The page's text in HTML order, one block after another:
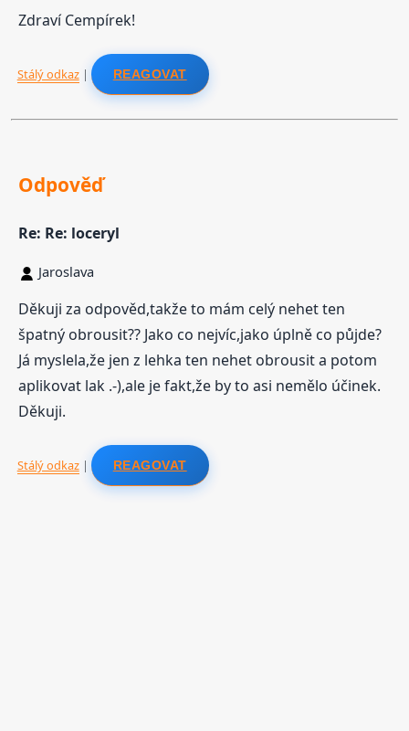
Zdraví Cempírek!
Stálý odkaz| REAGOVAT
Odpověď
Re: Re: loceryl
Jaroslava
Děkuji za odpověd,takže to mám celý nehet ten
špatný obrousit?? Jako co nejvíc,jako úplně co půjde?
Já myslela,že jen z lehka ten nehet obrousit a potom
aplikovat lak .-),ale je fakt,že by to asi nemělo účinek.
Děkuji.
Stálý odkaz| REAGOVAT